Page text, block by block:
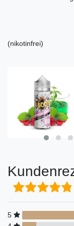
(nikotinfrei)
5